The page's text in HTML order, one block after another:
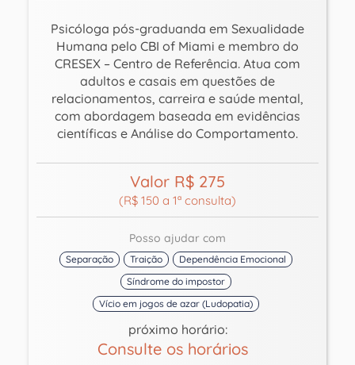
Psicóloga pós-graduanda em Sexualidade
Humana pelo CBI of Miami e membro do
CRESEX – Centro de Referência. Atua com
adultos e casais em questões de
relacionamentos, carreira e saúde mental,
com abordagem baseada em evidências
científicas e Análise do Comportamento.
Valor R$ 275
(R$ 150 a 1ª consulta)
Posso ajudar com
Separação Traição
Dependência Emocional
Síndrome do impostor
Vício em jogos de azar (Ludopatia)
próximo horário:
Consulte os horários